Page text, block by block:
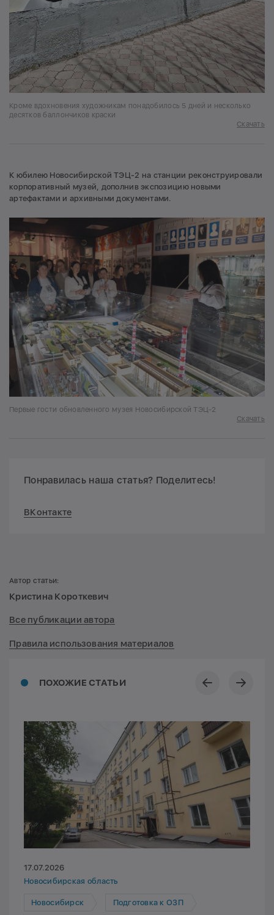
Кроме вдохновения художникам понадобилось 5 дней и несколько
десятков баллончиков краски
Скачать
К юбилею Новосибирской ТЭЦ-2 на станции реконструировали
корпоративный музей, дополнив экспозицию новыми
артефактами и архивными документами.
Первые гости обновленного музея Новосибирской ТЭЦ-2
Скачать
Понравилась наша статья? Поделитесь!
ВКонтакте
ПОХОЖИЕ СТАТЬИ
17.07.2026
Новосибирская область
Новосибирск Подготовка к ОЗП
Автор статьи:
Кристина Короткевич
Все публикации автора
Правила использования материалов